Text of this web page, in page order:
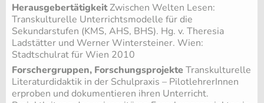
HerausgebertätigkeitZwischen Welten Lesen:
Transkulturelle Unterrichtsmodelle für die
Sekundarstufen (KMS, AHS, BHS). Hg. v. Theresia
Ladstätter und Werner Wintersteiner. Wien:
Stadtschulrat für Wien 2010
Forschergruppen, ForschungsprojekteTranskulturelle
Literaturdidaktik in der Schulpraxis – PilotlehrerInnen
erproben und dokumentieren ihren Unterricht.